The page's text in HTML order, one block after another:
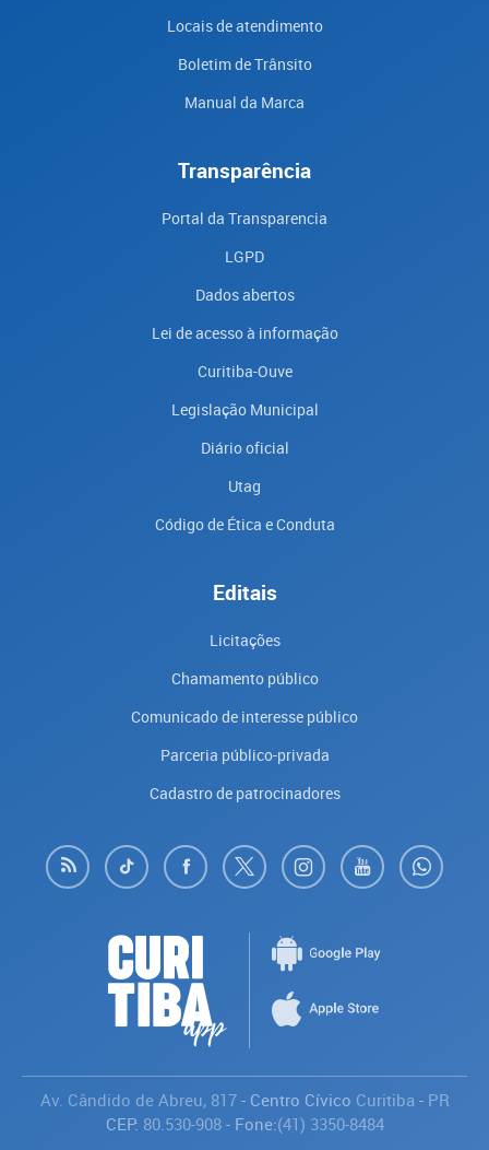
Locais de atendimento
Boletim de Trânsito
Manual da Marca
Transparência
Portal da Transparencia
LGPD
Dados abertos
Lei de acesso à informação
Curitiba-Ouve
Legislação Municipal
Diário oficial
Utag
Código de Ética e Conduta
Editais
Licitações
Chamamento público
Comunicado de interesse público
Parceria público-privada
Cadastro de patrocinadores
Av. Cândido de Abreu, 817- Centro Cívico Curitiba - PR
CEP: 80.530-908- Fone:(41) 3350-8484